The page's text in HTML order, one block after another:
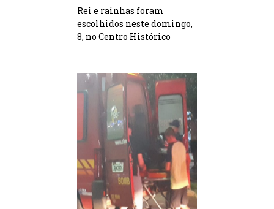
Rei e rainhas foram
escolhidos neste domingo,
8, no Centro Histórico